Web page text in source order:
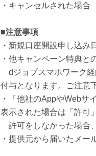
・キャンセルされた場合
■注意事項
・新規口座開設申し込
・他キャンペーン特典と
dジョブスマホワーク経
付与となります。ご注意
・「他社のAppやWebサ
表示された場合は「許可
許可をしなかった場合
・提供元から届いたメー